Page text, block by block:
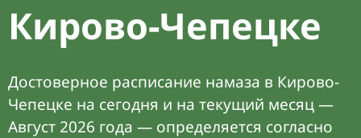
Кирово-Чепецке
Достоверное расписание намаза в Кирово-
Чепецке на сегодня и на текущий месяц —
Август 2026 года — определяется согласно